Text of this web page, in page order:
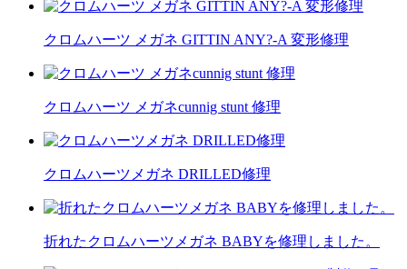
クロムハーツ メガネ GITTIN ANY?-A 変形修理
クロムハーツ メガネcunnig stunt 修理
クロムハーツメガネ DRILLED修理
折れたクロムハーツメガネ BABYを修理しました。